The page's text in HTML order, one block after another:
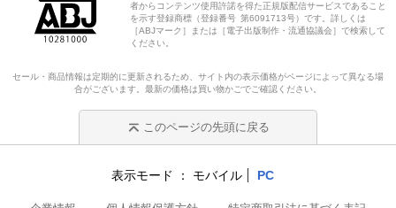
者からコンテンツ使用許諾を得た正規版配信サービスであること
を示す登録商標（登録番号 第6091713号）です。詳しくは
［ABJマーク］または［電子出版制作・流通協議会］で検索して
ください。
セール・商品情報は定期的に更新されるため、サイト内の表示価格がページによって異なる場
合がございます。最新の価格は買い物かごでご確認ください。
このページの先頭に戻る
表示モード モバイル PC